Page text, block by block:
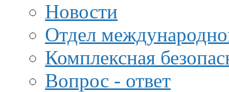
Новости
Отдел
Комплексная
Вопрос - ответ